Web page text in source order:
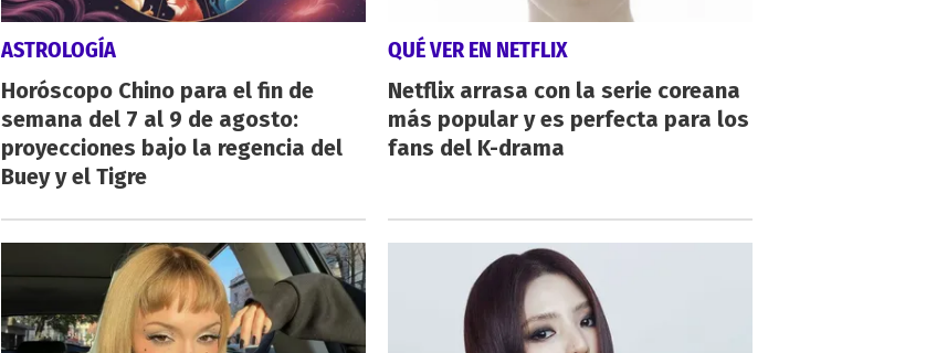
ASTROLOGÍA
Horóscopo Chino para el fin de
semana del 7 al 9 de agosto:
proyecciones bajo la regencia del
Buey y el Tigre
QUÉ VER EN NETFLIX
Netflix arrasa con la serie coreana
más popular y es perfecta para los
fans del K-drama